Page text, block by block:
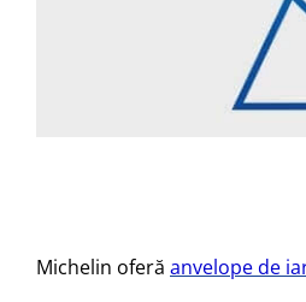
Michelin oferă anvelope de